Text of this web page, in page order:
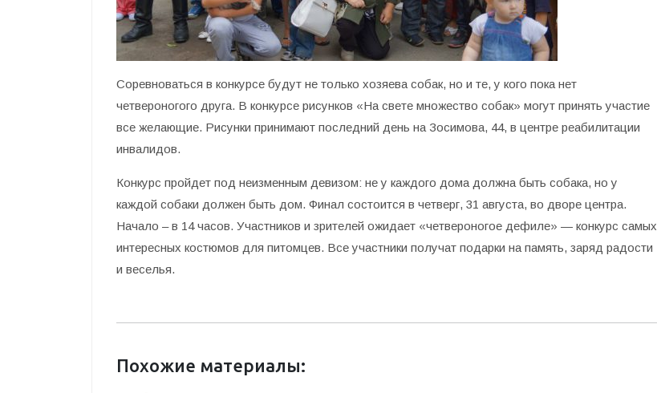
Соревноваться в конкурсе будут не только хозяева собак, но и те, у кого пока нет
четвероногого друга. В конкурсе рисунков «На свете множество собак» могут принять участие
все желающие. Рисунки принимают последний день на Зосимова, 44, в центре реабилитации
инвалидов.
Конкурс пройдет под неизменным девизом: не у каждого дома должна быть собака, но у
каждой собаки должен быть дом. Финал состоится в четверг, 31 августа, во дворе центра.
Начало – в 14 часов. Участников и зрителей ожидает «четвероногое дефиле» — конкурс самых
интересных костюмов для питомцев. Все участники получат подарки на память, заряд радости
и веселья.
Похожие материалы: